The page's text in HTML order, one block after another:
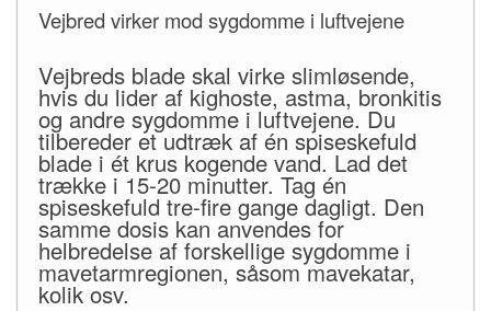
Vejbred virker mod sygdomme i luftvejene
Vejbreds blade skal virke slimløsende,
hvis du lider af kighoste, astma, bronkitis
og andre sygdomme i luftvejene. Du
tilbereder et udtræk af én spiseskefuld
blade i ét krus kogende vand. Lad det
trække i 15-20 minutter. Tag én
spiseskefuld tre-fire gange dagligt. Den
samme dosis kan anvendes for
helbredelse af forskellige sygdomme i
mavetarmregionen, såsom mavekatar,
kolik osv.